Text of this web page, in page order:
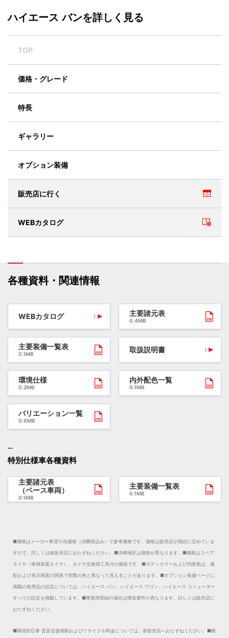
ハイエース バンを詳しく見る
TOP
価格・グレード
特長
ギャラリー
オプション装備
販売店に行く
WEBカタログ
各種資料・関連情報
WEBカタログ 主要諸元表
0.4MB
主要装備一覧表
0.1MB 取扱説明書
環境仕様
0.2MB
内外配色一覧
0.1MB
バリエーション一覧
0.8MB
特別仕様車各種資料
主要諸元表
（ベース車両）
0.1MB
主要装備一覧表
0.1MB
■価格はメーカー希望小売価格（消費税込み）で参考価格です。価格は販売店が独自に定めていま
すので、詳しくは各販売店におたずねください。 ■沖縄地区は価格が異なります。 ■価格はスペア
タイヤ（車両装着タイヤ）、タイヤ交換用工具付の価格です。 ■ボディカラーおよび内装色は、撮
影および表示画面の関係で実際の色と異なって見えることがあります。 ■オプション装備ページに
掲載の各用品の設定については、ハイエース バン、ハイエース ワゴン、ハイエース コミューター
すべての設定を掲載しています。 ■事業用登録の場合は構造要件が異なります。詳しくは販売店に
おたずねください。
■環境対応車 普及促進税制およびリサイクル料金については、各販売店へおたずねください。 ■燃